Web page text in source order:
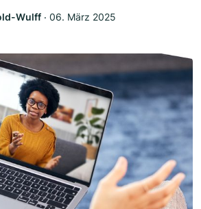
Wulff ‧ 06. März 2025